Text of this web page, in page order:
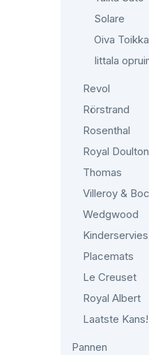
Solare
Oiva
Iittala
Revol
Rörstrand
Rosenthal
Royal Doulton
Thomas
Villeroy &
Wedgwood
Kinderservies
Placemats
Le Creuset
Royal Albert
Laatste Kans!
Pannen